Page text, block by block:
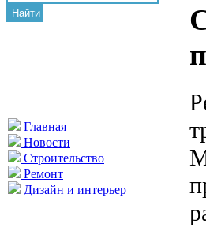
Найти
Главная
Новости
Строительство
Ремонт
Дизайн и интерьер